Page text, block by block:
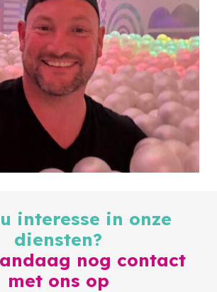
interesse in onze
diensten?
nog contact
met ons op